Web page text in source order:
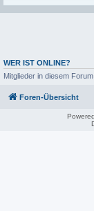
WER IST ONLINE?
Mitglieder in diesem
Foren-Übersicht